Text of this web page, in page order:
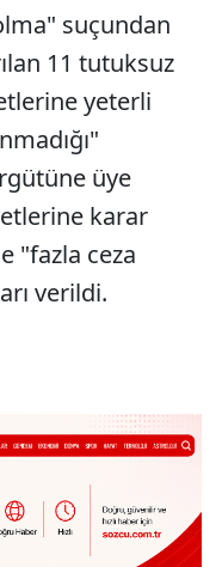
suçundan
11 tutuksuz
yeterli
üye
karar
"fazla ceza
verildi.